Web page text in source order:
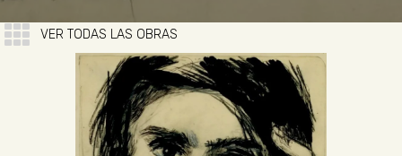
VER TODAS LAS OBRAS